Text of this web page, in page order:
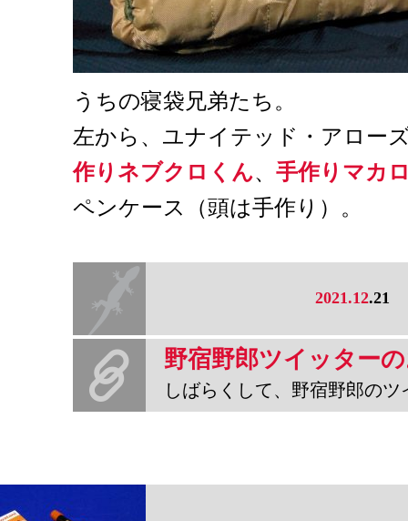
うちの寝袋兄弟たち。
左から、ユナイテッド・アロー
作りネブクロくん、 手作りマカ
ペンケース（頭は手作り）。
2021.12.21
しばらくして、野宿野郎のツイッターの今度はウェブサイトにもペ